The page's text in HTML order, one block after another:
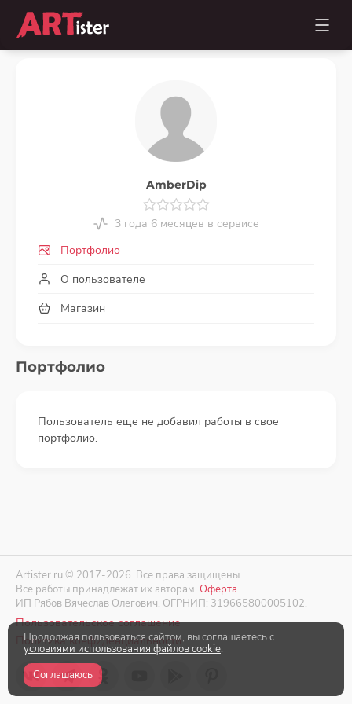
AmberDip
3 года 6 месяцев в сервисе
Портфолио
О пользователе
Магазин
Портфолио
Пользователь еще не добавил работы в свое
портфолио.
Artister.ru © 2017-2026. Все права защищены.
Все работы принадлежат их авторам. Оферта.
ИП Рябов Вячеслав Олегович. ОГРНИП: 319665800005102.
Пользовательское соглашение
Политика конфиденциальности
Продолжая пользоваться сайтом, вы соглашаетесь с
условиями использования файлов cookie.
Соглашаюсь